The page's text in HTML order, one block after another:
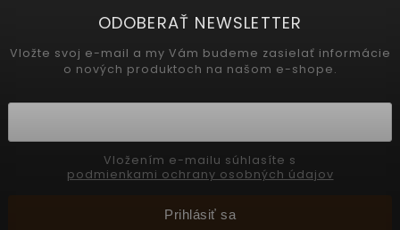
ODOBERAŤ NEWSLETTER
Vložte svoj e-mail a my Vám budeme zasielať informácie
o nových produktoch na našom e-shope.
podmienkami ochrany osobných údajov
Prihlásiť sa